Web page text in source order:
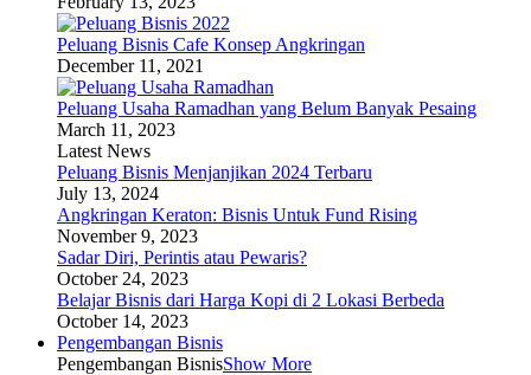
Peluang Bisnis Cafe Konsep Angkringan
December 11, 2021
Peluang Usaha Ramadhan yang Belum Banyak Pesaing
March 11, 2023
Latest News
Peluang Bisnis Menjanjikan 2024 Terbaru
July 13, 2024
Angkringan Keraton: Bisnis Untuk Fund Rising
November 9, 2023
Sadar Diri, Perintis atau Pewaris?
October 24, 2023
Belajar Bisnis dari Harga Kopi di 2 Lokasi Berbeda
October 14, 2023
Pengembangan Bisnis
Pengembangan BisnisShow More